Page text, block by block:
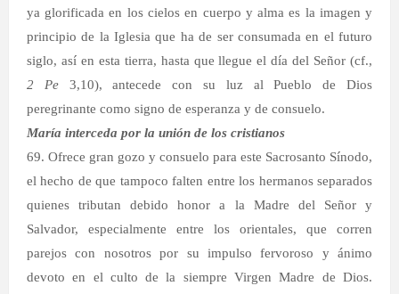
ya glorificada en los cielos en cuerpo y alma es la imagen y
principio de la Iglesia que ha de ser consumada en el futuro
siglo, así en esta tierra, hasta que llegue el día del Señor (cf.,
2 Pe3,10), antecede con su luz al Pueblo de Dios
peregrinante como signo de esperanza y de consuelo.
María interceda por la unión de los cristianos
69. Ofrece gran gozo y consuelo para este Sacrosanto Sínodo,
el hecho de que tampoco falten entre los hermanos separados
quienes tributan debido honor a la Madre del Señor y
Salvador, especialmente entre los orientales, que corren
parejos con nosotros por su impulso fervoroso y ánimo
devoto en el culto de la siempre Virgen Madre de Dios.